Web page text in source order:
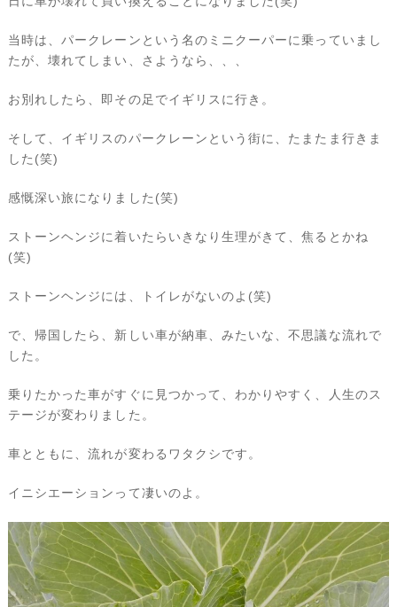
当時は、パークレーンという名のミニクーパーに乗っていまし
たが、壊れてしまい、さようなら、、、
お別れしたら、即その足でイギリスに行き。
そして、イギリスのパークレーンという街に、たまたま行きま
した(笑)
感慨深い旅になりました(笑)
ストーンヘンジに着いたらいきなり生理がきて、焦るとかね
(笑)
ストーンヘンジには、トイレがないのよ(笑)
で、帰国したら、新しい車が納車、みたいな、不思議な流れで
した。
乗りたかった車がすぐに見つかって、わかりやすく、人生のス
テージが変わりました。
車とともに、流れが変わるワタクシです。
イニシエーションって凄いのよ。